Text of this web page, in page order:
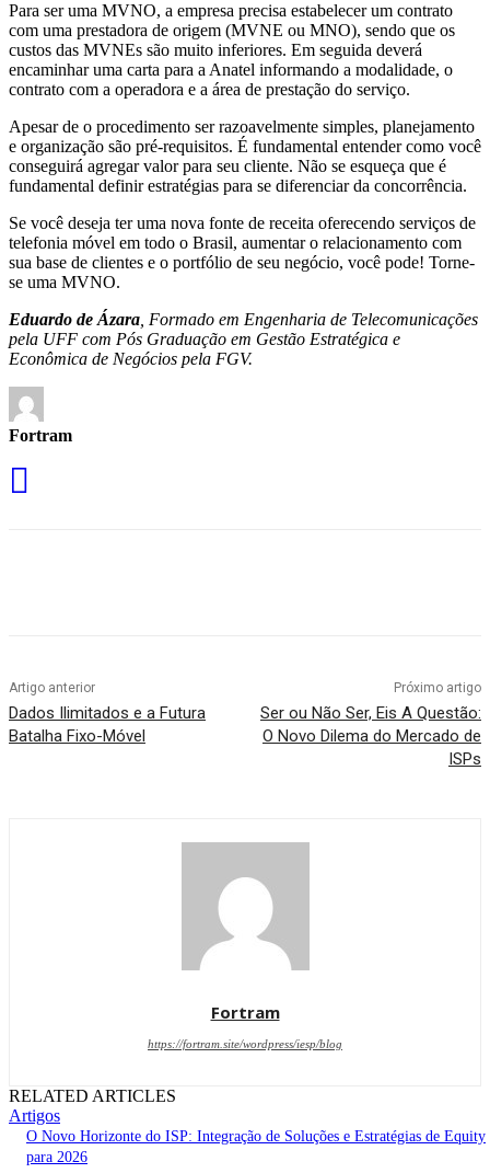
Para ser uma MVNO, a empresa precisa estabelecer um contrato
com uma prestadora de origem (MVNE ou MNO), sendo que os
custos das MVNEs são muito inferiores. Em seguida deverá
encaminhar uma carta para a Anatel informando a modalidade, o
contrato com a operadora e a área de prestação do serviço.
Apesar de o procedimento ser razoavelmente simples, planejamento
e organização são pré-requisitos. É fundamental entender como você
conseguirá agregar valor para seu cliente. Não se esqueça que é
fundamental definir estratégias para se diferenciar da concorrência.
Se você deseja ter uma nova fonte de receita oferecendo serviços de
telefonia móvel em todo o Brasil, aumentar o relacionamento com
sua base de clientes e o portfólio de seu negócio, você pode! Torne-
se uma MVNO.
Eduardo de Ázara , Formado em Engenharia de Telecomunicações
pela UFF com Pós Graduação em Gestão Estratégica e
Econômica de Negócios pela FGV.
Fortram
Artigo anterior
Dados Ilimitados e a Futura
Batalha Fixo-Móvel
Próximo artigo
Ser ou Não Ser, Eis A Questão:
O Novo Dilema do Mercado de
ISPs
Fortram
https://fortram.site/wordpress/iesp/blog
RELATED ARTICLES
Artigos
O Novo Horizonte do ISP: Integração de Soluções e Estratégias de Equity
para 2026